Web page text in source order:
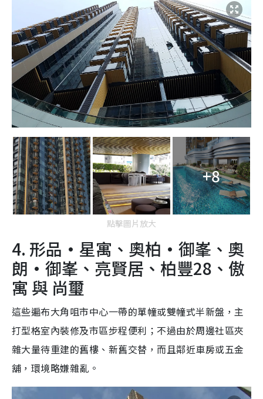
+8
點擊圖片放大
4. 形品·星寓、奧柏·御峯、奧
朗·御峯、亮賢居、柏豐28、傲
寓 與 尚璽
這些遍布大角咀市中心一帶的單幢或雙幢式半新盤，主
打型格室內裝修及市區步程便利；不過由於周邊社區夾
雜大量待重建的舊樓、新舊交替，而且鄰近車房或五金
舖，環境略嫌雜亂。